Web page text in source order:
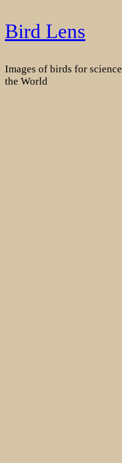
Skip
to
Bird Lens
Images of birds for
the World